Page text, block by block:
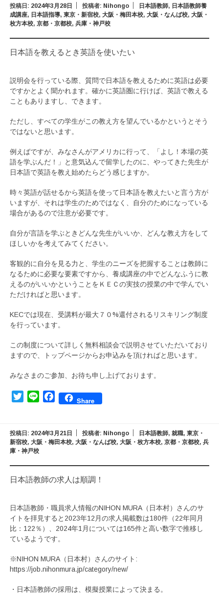
投稿日: 2024年3月28日 投稿者: Nihongo 日本語教師, 日本語教師養
成講座, 日本語指導, 東京・新宿校, 大阪・梅田本校, 大阪・なんば校, 大阪・
枚方本校, 京都・京都校, 兵庫・神戸校
日本語を教えるとき英語を使いたい
説明会を行っている際、質問で日本語を教えるために英語は必要
ですかとよく聞かれます。確かに英語圏に行けば、英語で教える
こともありますし、できます。
ただし、すべての学生がこの教え方を望んでいるかというとそう
ではないと思います。
例えばですが、みなさんがアメリカに行って、「よし！本場の英
語を学ぶんだ！」と意気込んで留学したのに、やってきた先生が
日本語で英語を教え始めたらどう感じますか。
時々英語が話せるから英語を使って日本語を教えたいと言う方が
いますが、それは学生のためではなく、自分のためになっている
場合があるので注意が必要です。
自分が言語を学ぶときどんな先生がいいか、どんな教え方をして
ほしいかを考えてみてください。
客観的に自分を見る力と、学生のニーズを把握することは教師に
なるために必要な要素ですから、養成講座の中でどんなふうに教
えるのがいいかということをＫＥＣの実技の授業の中で学んでい
ただければと思います。
KECでは現在、受講料が最大７０%還付されるリスキリング制度
を行っています。
この制度について詳しく無料相談会で説明させていただいており
ますので、トップページからお申込みを頂ければと思います。
みなさまのご参加、お待ち申し上げております。
TwitterLine FacebookShare
投稿日: 2024年3月21日 投稿者: Nihongo 日本語教師, 就職, 東京・
新宿校, 大阪・梅田本校, 大阪・なんば校, 大阪・枚方本校, 京都・京都校, 兵
庫・神戸校
日本語教師の求人は順調！
日本語教師・職員求人情報のNIHON MURA（日本村）さんのサ
イトを拝見すると2023年12月の求人掲載数は180件（22年同月
比：122％）、2024年1月については165件と高い数字で推移し
ているようです。
※NIHON MURA（日本村）さんのサイト:
https://job.nihonmura.jp/category/new/
・日本語教師の採用は、模擬授業によって決まる。